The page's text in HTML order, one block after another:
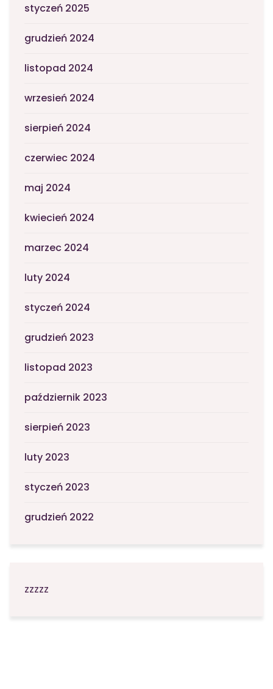
styczeń 2025
grudzień 2024
listopad 2024
wrzesień 2024
sierpień 2024
czerwiec 2024
maj 2024
kwiecień 2024
marzec 2024
luty 2024
styczeń 2024
grudzień 2023
listopad 2023
październik 2023
sierpień 2023
luty 2023
styczeń 2023
grudzień 2022
zzzzz